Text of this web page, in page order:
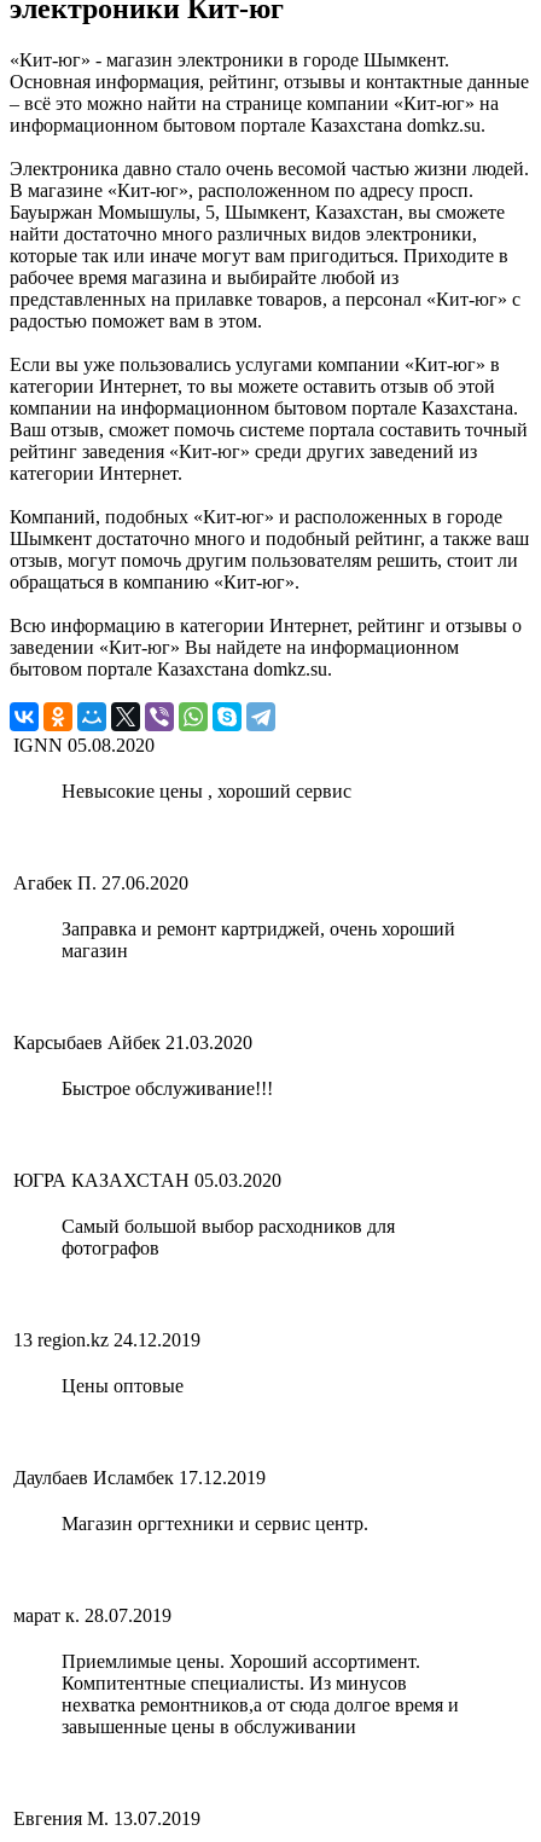
электроники Кит-юг
«Кит-юг» - магазин электроники в городе Шымкент.
Основная информация, рейтинг, отзывы и контактные данные
– всё это можно найти на странице компании «Кит-юг» на
информационном бытовом портале Казахстана domkz.su.
Электроника давно стало очень весомой частью жизни людей.
В магазине «Кит-юг», расположенном по адресу просп.
Бауыржан Момышулы, 5, Шымкент, Казахстан, вы сможете
найти достаточно много различных видов электроники,
которые так или иначе могут вам пригодиться. Приходите в
рабочее время магазина и выбирайте любой из
представленных на прилавке товаров, а персонал «Кит-юг» с
радостью поможет вам в этом.
Если вы уже пользовались услугами компании «Кит-юг» в
категории Интернет, то вы можете оставить отзыв об этой
компании на информационном бытовом портале Казахстана.
Ваш отзыв, сможет помочь системе портала составить точный
рейтинг заведения «Кит-юг» среди других заведений из
категории Интернет.
Компаний, подобных «Кит-юг» и расположенных в городе
Шымкент достаточно много и подобный рейтинг, а также ваш
отзыв, могут помочь другим пользователям решить, стоит ли
обращаться в компанию «Кит-юг».
Всю информацию в категории Интернет, рейтинг и отзывы о
заведении «Кит-юг» Вы найдете на информационном
бытовом портале Казахстана domkz.su.
IGNN 05.08.2020
Невысокие цены , хороший сервис
Агабек П. 27.06.2020
Заправка и ремонт картриджей, очень хороший
магазин
Карсыбаев Айбек 21.03.2020
Быстрое обслуживание!!!
ЮГРА КАЗАХСТАН 05.03.2020
Самый большой выбор расходников для
фотографов
13 region.kz 24.12.2019
Цены оптовые
Даулбаев Исламбек 17.12.2019
Магазин оргтехники и сервис центр.
марат к. 28.07.2019
Приемлимые цены. Хороший ассортимент.
Компитентные специалисты. Из минусов
нехватка ремонтников,а от сюда долгое время и
завышенные цены в обслуживании
Евгения М. 13.07.2019